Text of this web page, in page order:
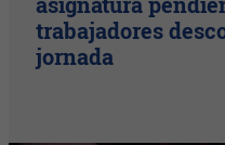
trabajadores
jornada